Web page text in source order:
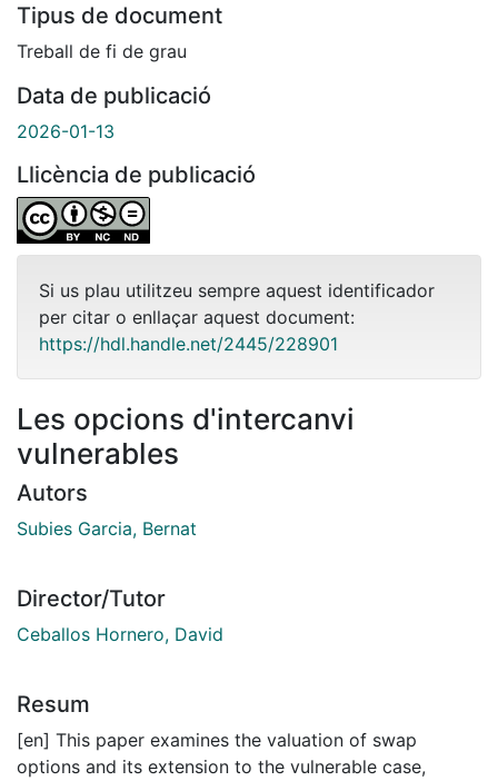
Tipus de document
Treball de fi de grau
Data de publicació
2026-01-13
Llicència de publicació
Si us plau utilitzeu sempre aquest identificador
per citar o enllaçar aquest document:
https://hdl.handle.net/2445/228901
Les opcions d'intercanvi
vulnerables
Autors
Subies Garcia, Bernat
Director/Tutor
Ceballos Hornero, David
Resum
[en] This paper examines the valuation of swap
options and its extension to the vulnerable case,